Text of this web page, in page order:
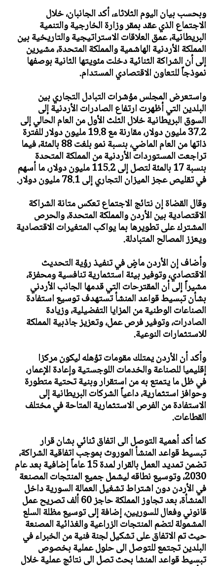
وبحسب بيان اليوم الثلاثاء، أكد الجانبان، خلال
الاجتماع الذي عقد بمقر وزارة الخارجية والتنمية
البريطانية، عمق العلاقات الاستراتيجية والتاريخية بين
المملكة الأردنية الهاشمية والمملكة المتحدة، مشيرين
إلى أن الشراكة الثنائية دخلت مئويتها الثانية بوصفها
نموذجاً للتعاون الاقتصادي المستدام.
واستعرض المجلس مؤشرات التبادل التجاري بين
البلدين التي أظهرت ارتفاع الصادرات الأردنية إلى
السوق البريطانية خلال الثلث الأول من العام الحالي إلى
37.2 مليون دولار، مقارنة مع 19.8 مليون دولار للفترة
ذاتها من العام الماضي، بنسبة نمو بلغت 88 بالمئة، فيما
تراجعت المستوردات الأردنية من المملكة المتحدة
بنسبة 17 بالمئة لتصل إلى 115.2 مليون دولار، ما أسهم
في تقليص عجز الميزان التجاري إلى 78.1 مليون دولار.
وقال القضاة إن نتائج الاجتماع تعكس متانة الشراكة
الاقتصادية بين الأردن والمملكة المتحدة، والحرص
المشترك على تطويرها بما يواكب المتغيرات الاقتصادية
ويعزز المصالح المتبادلة.
وأضاف إن الأردن ماضٍ في تنفيذ رؤية التحديث
الاقتصادي، وتوفير بيئة استثمارية تنافسية ومحفزة،
مشيراً إلى أن المقترحات التي قدمها الجانب الأردني
بشأن تبسيط قواعد المنشأ تستهدف توسيع استفادة
الصناعات الوطنية من المزايا التفضيلية، وزيادة
الصادرات، وتوفير فرص عمل، وتعزيز جاذبية المملكة
للاستثمارات النوعية.
وأكد أن الأردن يمتلك مقومات تؤهله ليكون مركزا
إقليميا للصناعة والخدمات اللوجستية وإعادة الإعمار،
في ظل ما يتمتع به من استقرار وبنية تحتية متطورة
وحوافز استثمارية، داعياً الشركات البريطانية إلى
الاستفادة من الفرص الاستثمارية المتاحة في مختلف
القطاعات.
كما أكد أهمية التوصل الى اتفاق ثنائي بشان قرار
تبسيط قواعد المنشأ الموروث بموجب اتفاقية الشراكة،
تضمن تمديد العمل بالقرار لمدة 15 عاماً إضافية بعد عام
2030، وتوسيع نطاقه ليشمل جميع المنتجات المصنعة
في الأردن دون اشتراط تشغيل العمالة السورية داخل
المنشأة، بعد تجاوز المملكة حاجز 60 ألف تصريح عمل
قانوني وفعال للسوريين، إضافة إلى توسيع مظلة السلع
المشمولة لتضم المنتجات الزراعية والغذائية المصنعة
حيث تم الاتفاق على تشكيل لجنة فنية من الخبراء في
البلدين تجتمع للتوصل الى حلول عملية بخصوص
تبسيط قواعد المنشا بحث تصل الى نتائج عملية خلال